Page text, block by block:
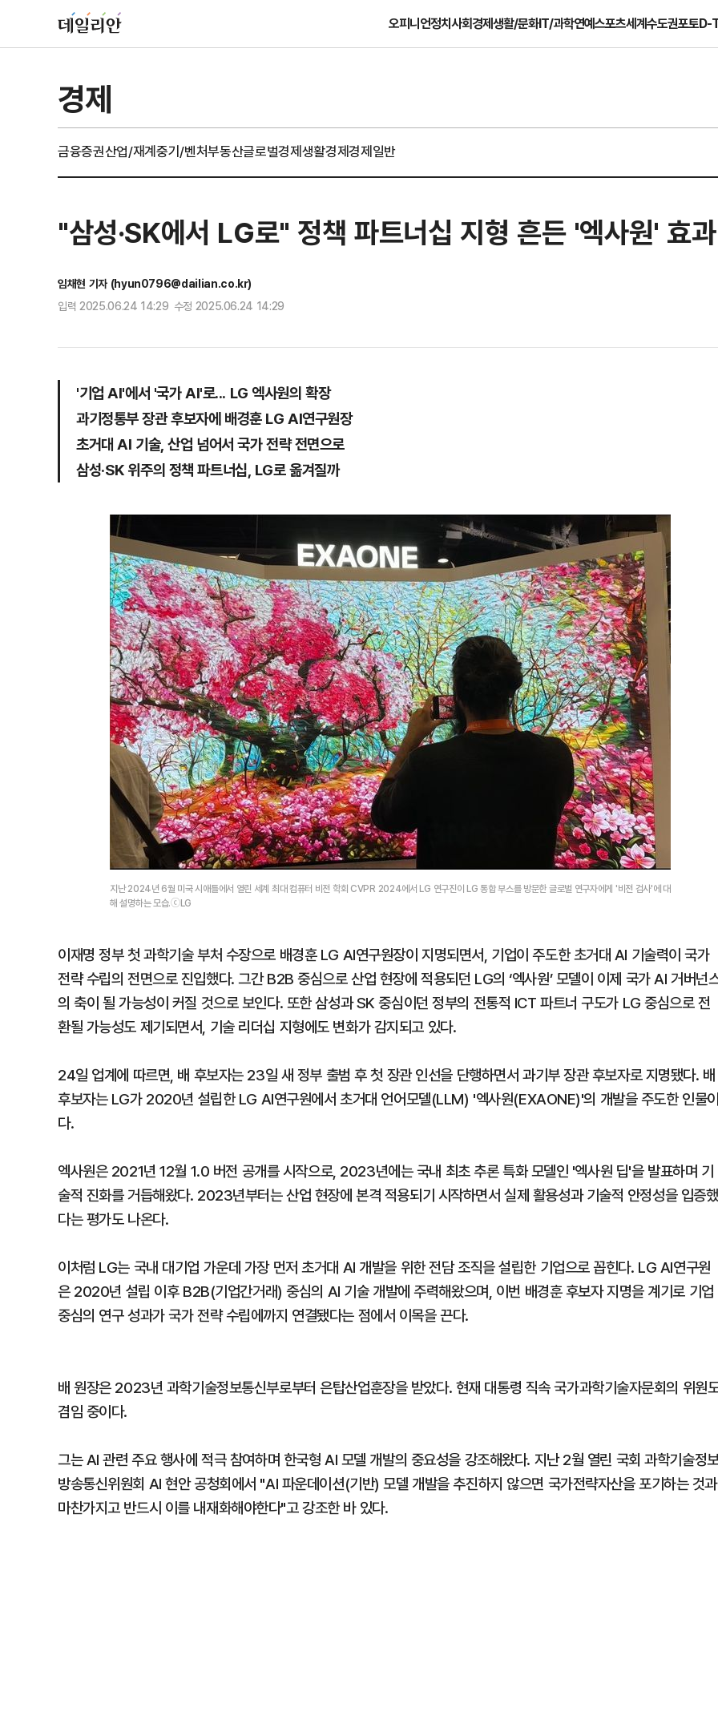
오피니언정치사회경제생활/문화IT/과학연예스포츠세계수도권포토D-
경제
금융증권산업/재계중기/벤처부동산글로벌경제생활경제경제일반
"삼성·SK에서 LG로" 정책 파트너십 지형 흔든 '엑사원' 효과
임채현 기자 (hyun0796@dailian.co.kr)
입력 2025.06.24 14:29 수정 2025.06.24 14:29
'기업 AI'에서 '국가 AI'로... LG 엑사원의 확장
과기정통부 장관 후보자에 배경훈 LG AI연구원장
초거대 AI 기술, 산업 넘어서 국가 전략 전면으로
삼성·SK 위주의 정책 파트너십, LG로 옮겨질까
지난 2024년 6월 미국 시애틀에서 열린 세계 최대 컴퓨터 비전 학회 CVPR 2024에서 LG 연구진이 LG 통합 부스를 방문한 글로벌 연구자에게 '비전 검사'에 대
해 설명하는 모습.ⓒLG
이재명 정부 첫 과학기술 부처 수장으로 배경훈 LG AI연구원장이 지명되면서, 기업이 주도한 초거대 AI 기술력이 국가
전략 수립의 전면으로 진입했다. 그간 B2B 중심으로 산업 현장에 적용되던 LG의 ‘엑사원’ 모델이 이제 국가 AI 거버넌
의 축이 될 가능성이 커질 것으로 보인다. 또한 삼성과 SK 중심이던 정부의 전통적 ICT 파트너 구도가 LG 중심으로 전
환될 가능성도 제기되면서, 기술 리더십 지형에도 변화가 감지되고 있다.
24일 업계에 따르면, 배 후보자는 23일 새 정부 출범 후 첫 장관 인선을 단행하면서 과기부 장관 후보자로 지명됐다. 배
후보자는 LG가 2020년 설립한 LG AI연구원에서 초거대 언어모델(LLM) '엑사원(EXAONE)'의 개발을 주도한 인물
다.
엑사원은 2021년 12월 1.0 버전 공개를 시작으로, 2023년에는 국내 최초 추론 특화 모델인 '엑사원 딥'을 발표하며 기
술적 진화를 거듭해왔다. 2023년부터는 산업 현장에 본격 적용되기 시작하면서 실제 활용성과 기술적 안정성을 입증했
다는 평가도 나온다.
이처럼 LG는 국내 대기업 가운데 가장 먼저 초거대 AI 개발을 위한 전담 조직을 설립한 기업으로 꼽힌다. LG AI연구원
은 2020년 설립 이후 B2B(기업간거래) 중심의 AI 기술 개발에 주력해왔으며, 이번 배경훈 후보자 지명을 계기로 기업
중심의 연구 성과가 국가 전략 수립에까지 연결됐다는 점에서 이목을 끈다.
배 원장은 2023년 과학기술정보통신부로부터 은탑산업훈장을 받았다. 현재 대통령 직속 국가과학기술자문회의 위원
겸임 중이다.
그는 AI 관련 주요 행사에 적극 참여하며 한국형 AI 모델 개발의 중요성을 강조해왔다. 지난 2월 열린 국회 과학기술정
방송통신위원회 AI 현안 공청회에서 "AI 파운데이션(기반) 모델 개발을 추진하지 않으면 국가전략자산을 포기하는 것과
마찬가지고 반드시 이를 내재화해야한다"고 강조한 바 있다.